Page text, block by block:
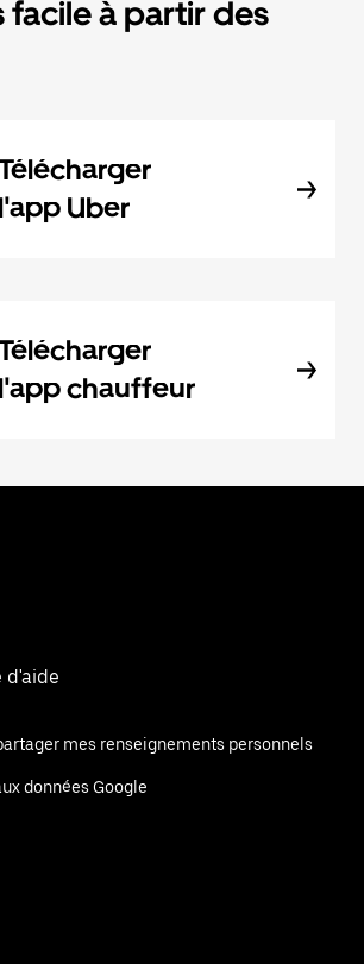
facile à partir des
l'app Uber
l'app chauffeur
d'aide
mes renseignements personnels
données Google